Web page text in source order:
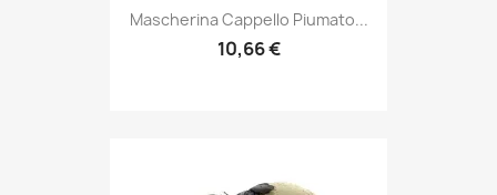
Anteprima
Mascherina Cappello Piumato...
10,66 €